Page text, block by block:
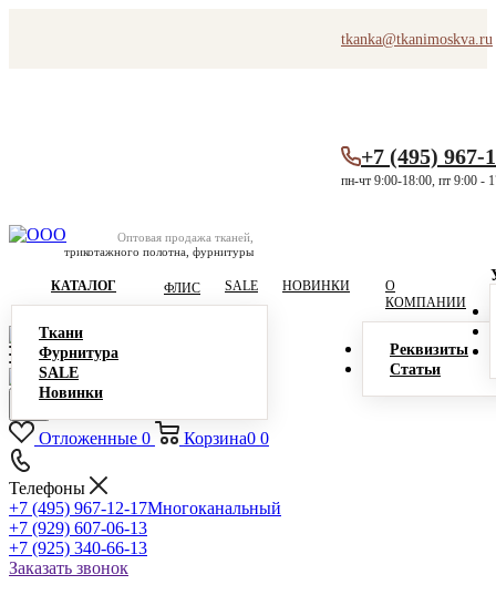
tkanka@tkanimoskva.ru
Оптовая продажа тканей,
трикотажного полотна, фурнитуры
+7 (495) 967-
пн-чт 9:00-18:00, пт 9:00 -
КАТАЛОГ
Ткани
Фурнитура
SALE
Новинки
ФЛИС SALE НОВИНКИ
О
КОМПАНИИ
Реквизиты
Статьи
Отложенные 0 Корзина0 0
Телефоны
+7 (495) 967-12-17Многоканальный
+7 (929) 607-06-13
+7 (925) 340-66-13
Заказать звонок